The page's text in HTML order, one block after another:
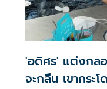
'อดิศร' แต่งกล
จะกลืน เขากระโ